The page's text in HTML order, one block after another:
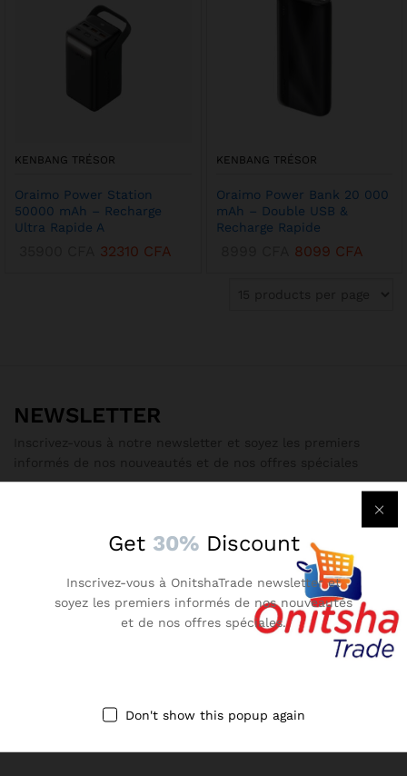
KENBANG TRÉSOR
Oraimo Power Station
50000 mAh – Recharge
Ultra Rapide A
32310 CFA
KENBANG TRÉSOR
Oraimo Power Bank 20 000
mAh – Double USB &
Recharge Rapide
8099 CFA
NEWSLETTER
Free Delivery
24/7 Support
Get 30% Discount
Inscrivez-vous à OnitshaTrade newsletter et
soyez les premiers informés de nos nouveautés
et de nos offres spéciales.
Don't show this popup again